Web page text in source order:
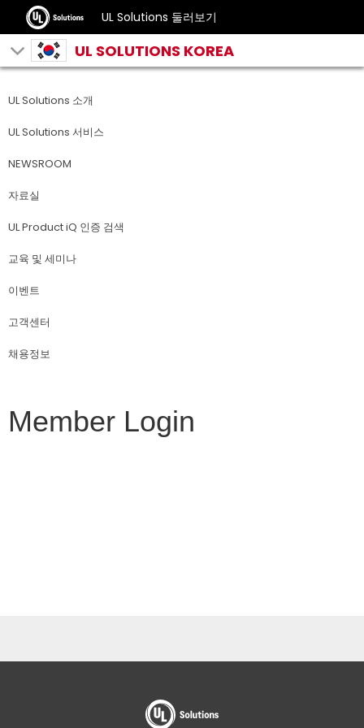
UL Solutions 둘러보기
UL SOLUTIONS KOREA
UL Solutions 소개
UL Solutions 서비스
NEWSROOM
자료실
UL Product iQ 인증 검색
교육 및 세미나
이벤트
고객센터
채용정보
Member Login